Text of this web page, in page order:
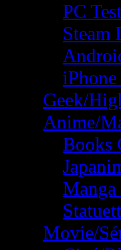
PC
Steam
iPhone
Geek/
Anime/
Books
Movie/